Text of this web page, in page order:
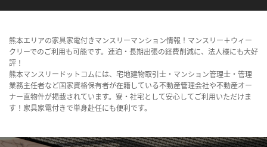
熊本エリアの家具家電付きマンスリーマンション情報！マンスリー＋ウィー
クリーでのご利用も可能です。連泊・長期出張の経費削減に、法人様にも大好
評！
熊本マンスリードットコムには、宅地建物取引士・マンション管理士・管理
業務主任者など国家資格保有者が在籍している不動産管理会社や不動産オー
ナー直物件が掲載されています。寮・社宅として安心してご利用いただけま
す！家具家電付きで単身赴任にも便利です。